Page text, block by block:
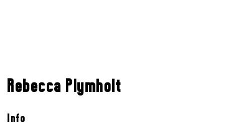
Rebecca Plymholt
Info